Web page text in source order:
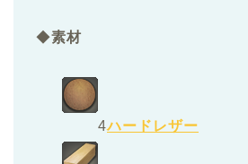
◆素材
4ハードレザー